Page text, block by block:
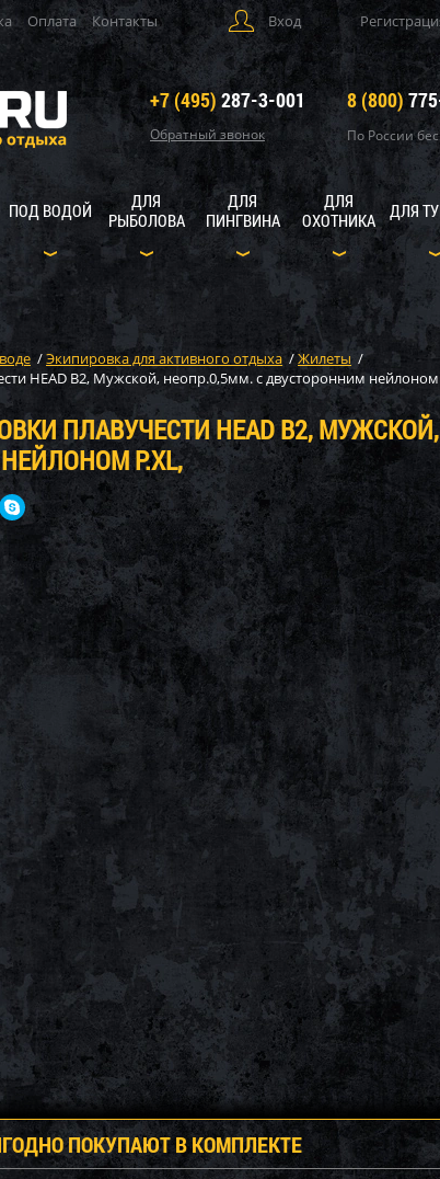
Оплата Контакты Вход
+7 (495) 287-3-001
Обратный звонок
8 (800)
По России
ПОД ВОДОЙ
ДЛЯ
РЫБОЛОВА
ДЛЯ
ПИНГВИНА
ДЛЯ
ОХОТНИКА
ДЛЯ
/Экипировка для активного отдыха /Жилеты /
HEAD B2, Мужской, неопр.0,5мм. с двусторонним нейлоном
ПЛАВУЧЕСТИ HEAD B2,
Р.XL,
ПОКУПАЮТ В КОМПЛЕКТЕ